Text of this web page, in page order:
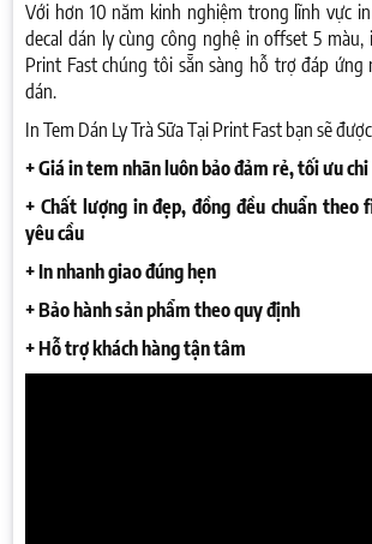
Với hơn 10 năm kinh nghiệm trong lĩnh vực
decal dán ly cùng công nghệ in offset 5 màu,
Print Fast chúng tôi sẵn sàng hỗ trợ đáp ứng
dán.
In Tem Dán Ly Trà Sữa Tại Print Fast bạn sẽ
+ Giá in tem nhãn luôn bảo đảm rẻ, tối ưu
+ Chất lượng in đẹp, đồng đều chuẩn theo
yêu cầu
+ In nhanh giao đúng hẹn
+ Bảo hành sản phẩm theo quy định
+ Hỗ trợ khách hàng tận tâm